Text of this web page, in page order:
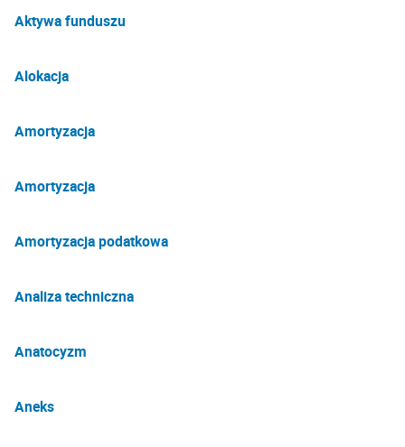
Aktywa funduszu
Alokacja
Amortyzacja
Amortyzacja
Amortyzacja podatkowa
Analiza techniczna
Anatocyzm
Aneks